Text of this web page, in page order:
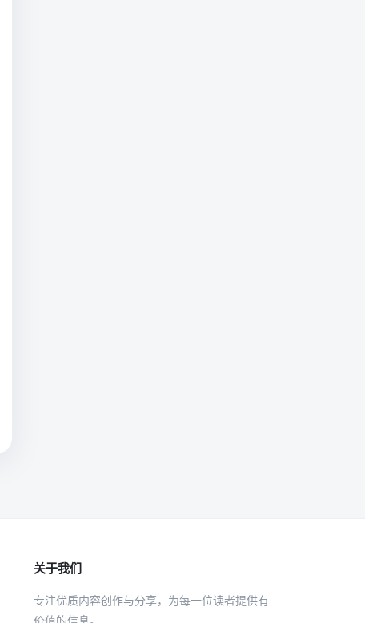
关于我们
专注优质内容创作与分享，为每一位读者提供有
价值的信息。